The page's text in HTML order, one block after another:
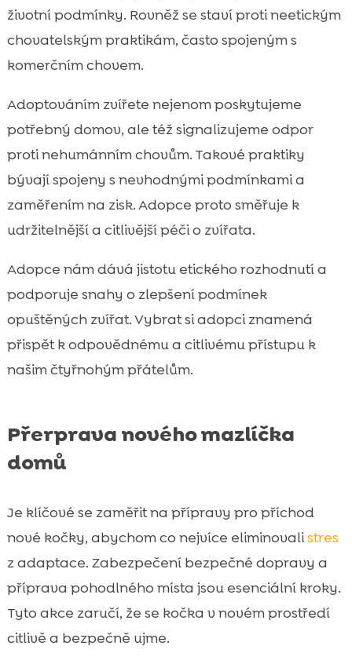
životní podmínky. Rovněž se staví proti neetickým
chovatelským praktikám, často spojeným s
komerčním chovem.
Adoptováním zvířete nejenom poskytujeme
potřebný domov, ale též signalizujeme odpor
proti nehumánním chovům. Takové praktiky
bývají spojeny s nevhodnými podmínkami a
zaměřením na zisk. Adopce proto směřuje k
udržitelnější a citlivější péči o zvířata.
Adopce nám dává jistotu etického rozhodnutí a
podporuje snahy o zlepšení podmínek
opuštěných zvířat. Vybrat si adopci znamená
přispět k odpovědnému a citlivému přístupu k
našim čtyřnohým přátelům.
Přerprava nového mazlíčka
domů
Je klíčové se zaměřit na přípravy pro příchod
nové kočky, abychom co nejvíce eliminovalistres
z adaptace. Zabezpečení bezpečné dopravy a
příprava pohodlného místa jsou esenciální kroky.
Tyto akce zaručí, že se kočka v novém prostředí
citlivě a bezpečně ujme.